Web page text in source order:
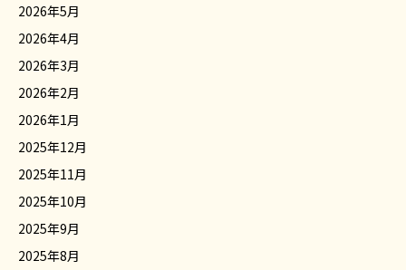
2026年5月
2026年4月
2026年3月
2026年2月
2026年1月
2025年12月
2025年11月
2025年10月
2025年9月
2025年8月